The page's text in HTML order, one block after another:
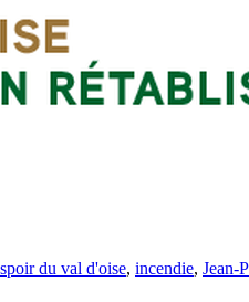
du val d'oise, incendie, Jean-